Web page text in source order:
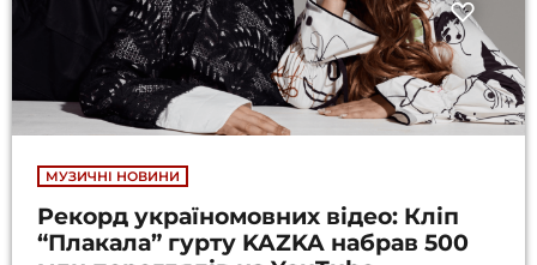
МУЗИЧНІ НОВИНИ
Рекорд україномовних відео: Кліп
“Плакала” гурту KAZKA набрав 500